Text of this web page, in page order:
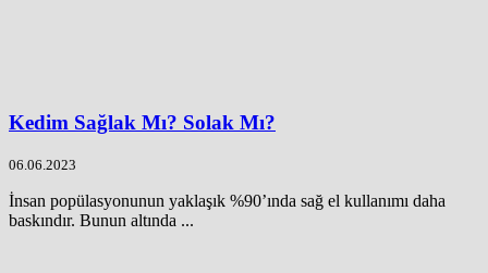
Kedim Sağlak Mı? Solak Mı?
06.06.2023
İnsan popülasyonunun yaklaşık %90’ında sağ el kullanımı daha
baskındır. Bunun altında ...